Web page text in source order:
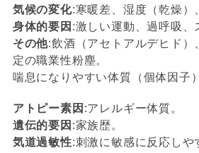
気候の変化:寒暖差、湿度（乾燥）
身体的要因 :激しい運動、過呼吸、
その他:飲酒（アセトアルデヒド）
定の職業性粉塵。
喘息になりやすい体質（個体因子）
アトピー素因 :アレルギー体質。
遺伝的要因 :家族歴。
気道過敏性:刺激に敏感に反応しや